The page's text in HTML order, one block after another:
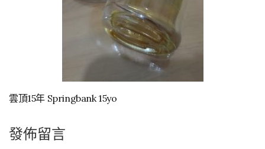
雲頂15年 Springbank 15yo
發佈留言